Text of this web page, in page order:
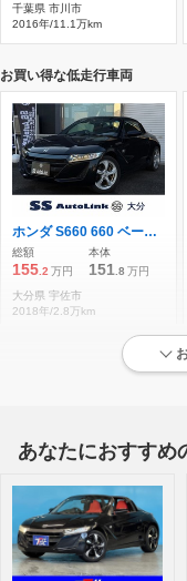
千葉県 市川市
2016年/11.1万km
お買い得な低走行車両
ホンダ S660 660 ベータ ドラレコ/バックカメラ/LEDライト/ETC/AT
総額
155.2万円
本体
151.8 万円
大分県 宇佐市
2018年/2.8万km
状態が良い低走行車両
ホンダ S660 660 ベータ ワンオーナー/ETC/革巻ステアリング/禁煙車
総額
239.9万円
本体
236.6万円
あなたにおすすめ